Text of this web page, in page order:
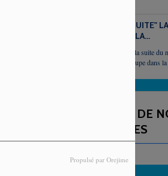
Propulsé par Orejime
N°2 "SUITE"
DANS LA...
Et voici la suite du
Guadeloupe dans
ANNONCES DE
PARTENAIRES